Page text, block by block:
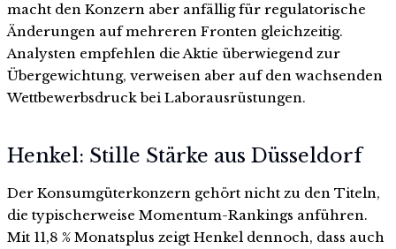
macht den Konzern aber anfällig für regulatorische
Änderungen auf mehreren Fronten gleichzeitig.
Analysten empfehlen die Aktie überwiegend zur
Übergewichtung, verweisen aber auf den wachsenden
Wettbewerbsdruck bei Laborausrüstungen.
Henkel: Stille Stärke aus Düsseldorf
Der Konsumgüterkonzern gehört nicht zu den Titeln,
die typischerweise Momentum-Rankings anführen.
Mit 11,8 % Monatsplus zeigt Henkel dennoch, dass auch